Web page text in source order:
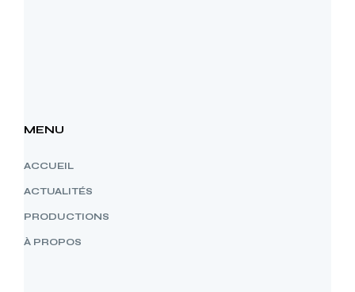
MENU
ACCUEIL
ACTUALITÉS
PRODUCTIONS
À PROPOS